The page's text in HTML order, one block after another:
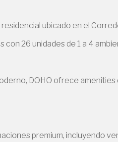
ubicado en el
con 26 unidades de 1 a 4
DOHO ofrece
premium, incluyendo